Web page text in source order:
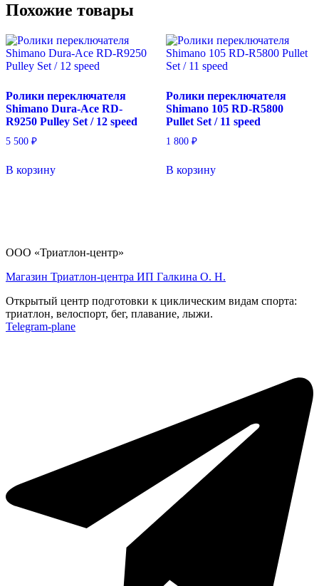
Похожие товары
Ролики переключателя
Shimano Dura-Ace RD-
R9250 Pulley Set / 12 speed
5 500 ₽
В корзину
Ролики переключателя
Shimano 105 RD-R5800
Pullet Set / 11 speed
1 800 ₽
В корзину
ООО «Триатлон-центр»
Магазин Триатлон-центра ИП Галкина О. Н.
Открытый центр подготовки к циклическим видам спорта:
триатлон, велоспорт, бег, плавание, лыжи.
Telegram-plane